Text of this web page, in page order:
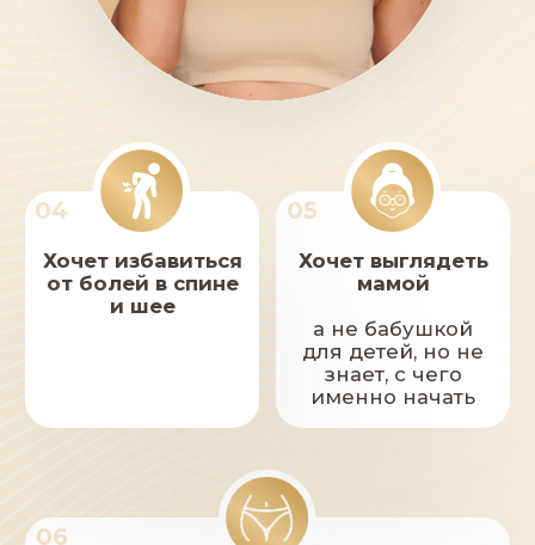
ИП Поляков Кирилл Александрович
ИНН 773472701841
© 2023 Все права защищены
© 2026 Все права защищены
Политика конфиденциальности
Оферта
Служба поддержки: